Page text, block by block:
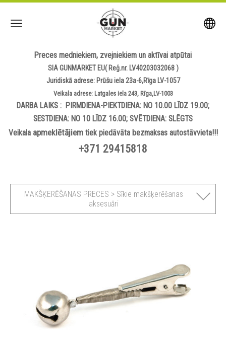
Preces medniekiem, zvejniekiem un aktīvai atpūtai
SIA GUNMARKET EU( Reģ.nr. LV40203032068 )
Juridiskā adrese: Prūšu iela 23a-6,Rīga LV-1057
Veikala adrese: Latgales iela 243, Rīga,LV-1003
DARBA LAIKS : PIRMDIENA-PIEKTDIENA: NO 10.00 LĪDZ 19.00;
SESTDIENA: NO 10 LĪDZ 16.00; SVĒTDIENA: SLĒGTS
Veikala apmeklētājiemtiek piedāvāta bezmaksas autostāvvieta!!!
+371 29415818
MAKŠĶERĒŠANAS PRECES > Sīkie makšķerēšanas
aksesuāri